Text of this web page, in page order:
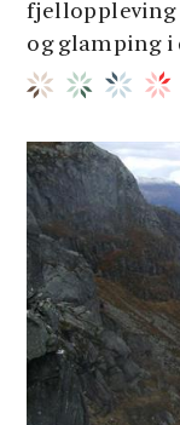
fjelloppleving
og glamping